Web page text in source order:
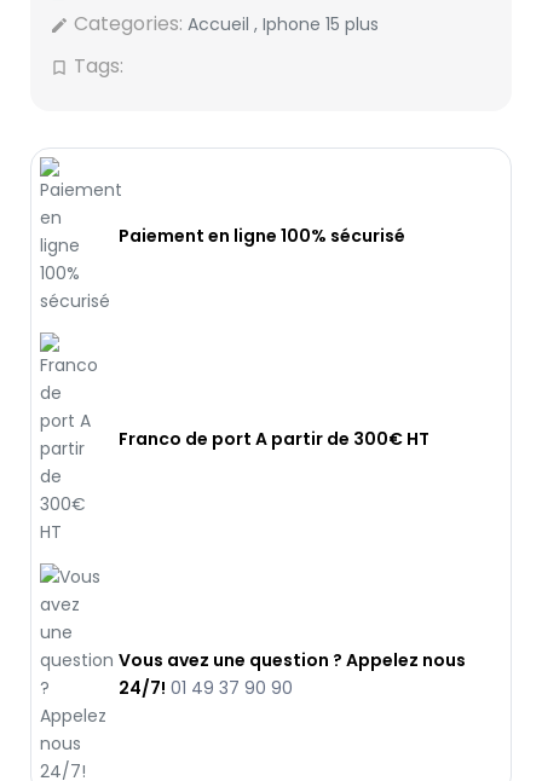
edit Categories: Accueil , Iphone 15 plus
bookmark_border Tags:
Paiement en ligne 100% sécurisé
Franco de port A partir de 300€ HT
Vous avez une question ? Appelez nous
24/7! 01 49 37 90 90